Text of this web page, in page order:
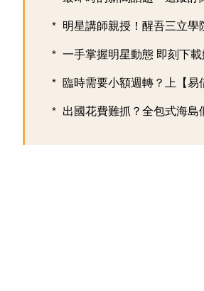
明星講師親授！醒吾三立學
一手掌握明星動態 即刻下
臨時需要小額週轉？上【
出國花費難抓？全包式海島